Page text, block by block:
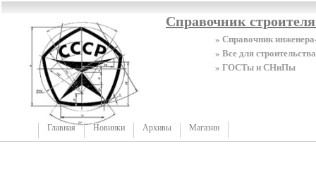
Справочник
» Справочник
» Все для строительства
» ГОСТы и СНиПы
Главная Новинки Архивы Магазин